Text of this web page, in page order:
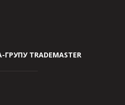
TRADEMASTER